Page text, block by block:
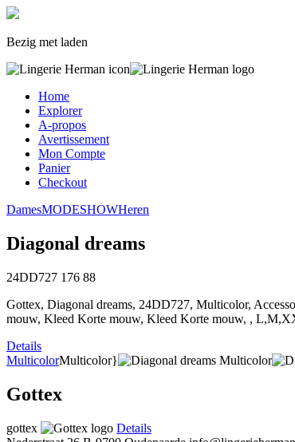
Bezig met laden
Home
Explorer
A-propos
Avertissement
Mon Compte
Panier
Checkout
DamesMODESHOWHeren
Diagonal dreams
24DD727 176 88
Gottex, Diagonal dreams, 24DD727, Multicolor,
mouw, Kleed Korte mouw, Kleed Korte mouw, ,
Details
MulticolorMulticolor}
Gottex
gottex
Details